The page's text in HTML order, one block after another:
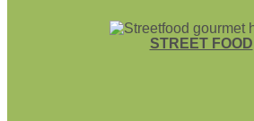
STREET FOOD